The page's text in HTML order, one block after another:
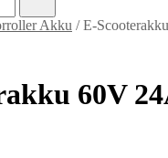
Akku / E-
60V